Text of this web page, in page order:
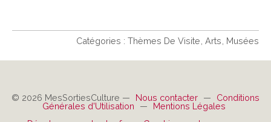
Catégories : Thèmes De Visite Arts Musées
© 2026 MesSortiesCulture — Nous contacter —
Conditions
Générales d'Utilisation
—
Mentions Légales